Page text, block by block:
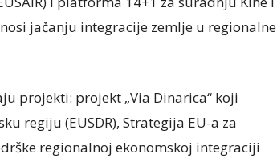
jačanju integracije zemlje u regionalne
projekti: projekt „Via Dinarica“ koji
regiju (EUSDR), Strategija EU-a za
regionalnoj ekonomskoj integraciji